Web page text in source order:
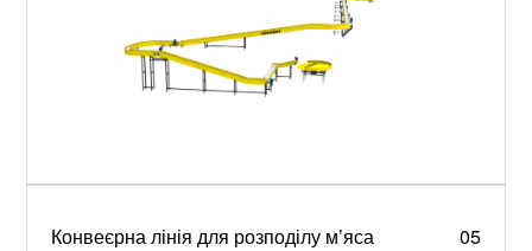
Конвеєрна лінія для розподілу м’яса 05